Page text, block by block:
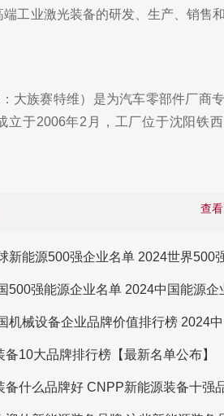
工业激光装备的研发、生产、销售
大族赛特维）是为汽车零部件厂商
立于2006年2月，工厂位于沈阳铁
查
备10大品牌排行榜【最新名单公布】